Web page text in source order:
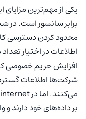
یکی از مهم‌ترین
برابر سانسور است.
محدود کردن دسترسی
اطلاعات در اختیار
افزایش حریم خصوصی
شرکت‌ها اطلاعات
بر داده‌های خود دارند